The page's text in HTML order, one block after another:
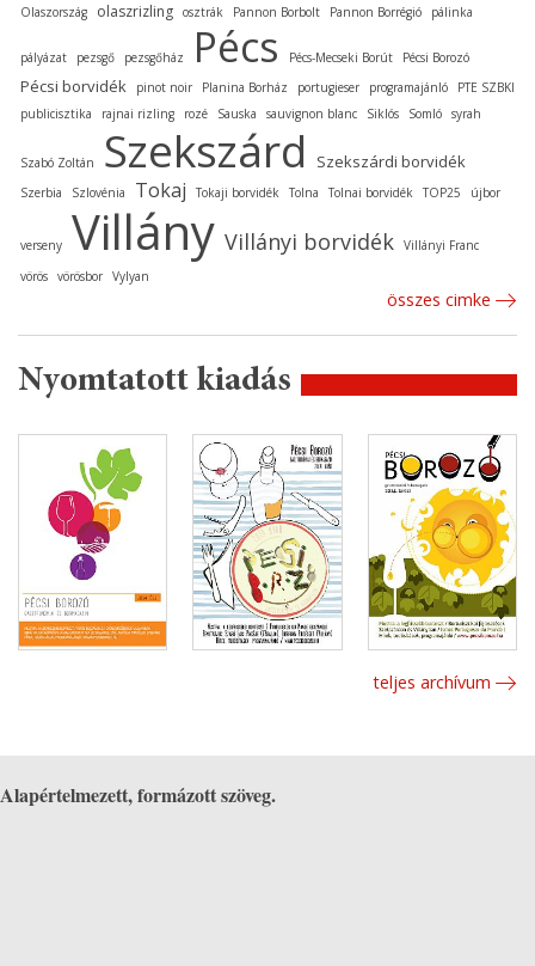
Olaszország
olaszrizling osztrák Pannon Borbolt Pannon Borrégió pálinka
pályázat pezsgő pezsgőház Pécs Pécs-Mecseki Borút Pécsi Borozó
Pécsi borvidék pinot noir Planina Borház portugieser programajánló
PTE SZBKI
publicisztika
rajnai rizling rozé Sauska sauvignon blanc Siklós Somló syrah
Szabó Zoltán Szekszárd Szekszárdi borvidék
Szerbia Szlovénia Tokaj Tokaji borvidék Tolna Tolnai borvidék TOP25 újbor
verseny Villány Villányi borvidék Villányi Franc
vörös vörösbor Vylyan
összes cimke
Nyomtatott kiadás
teljes archívum
Alapértelmezett, formázott szöveg.